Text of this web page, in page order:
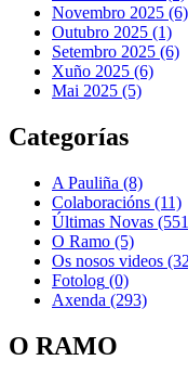
Novembro 2025 (6)
Outubro 2025 (1)
Setembro 2025 (6)
Xuño 2025 (6)
Mai 2025 (5)
Categorías
A Pauliña (8)
Colaboracións (11)
Últimas Novas
O Ramo (5)
Os nosos videos
Fotolog (0)
Axenda (293)
O RAMO